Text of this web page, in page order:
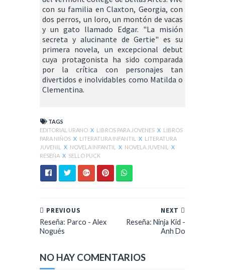
con su familia en Claxton, Georgia, con
dos perros, un loro, un montón de vacas
y un gato llamado Edgar. "La misión
secreta y alucinante de Gertie" es su
primera novela, un excepcional debut
cuya protagonista ha sido comparada
por la crítica con personajes tan
divertidos e inolvidables como Matilda o
Clementina.
TAGS
EDITORIAL URANO X LIBROS PARA JOVENES X LIBROS
PARA NIÑOS X LITERATURA INFANTIL X LITERATURA
JUVENIL
X NOVELA INFANTIL X NOVELA JUVENIL
X
RESEÑA X SELLO PUCK
NEXT
Reseña: Ninja Kid -
Anh Do
PREVIOUS
Reseña: Parco - Alex
Nogués
NO HAY COMENTARIOS